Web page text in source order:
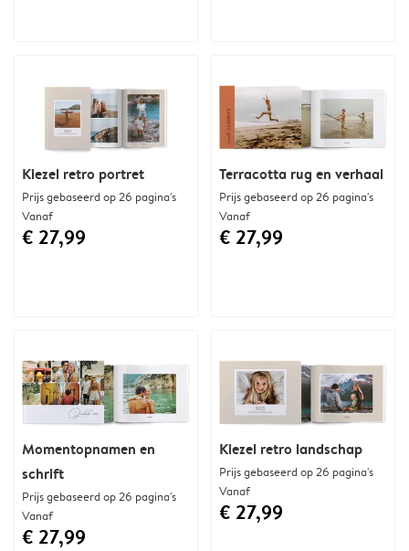
Momentopnamen en
schrift
Prijs gebaseerd op 26 pagina's
Vanaf
€ 27,99
Terracotta rug en verhaal
Prijs gebaseerd op 26 pagina's
Vanaf
€ 27,99
Kiezel retro portret
Prijs gebaseerd op 26 pagina's
Vanaf
€ 27,99
Kiezel retro landschap
Prijs gebaseerd op 26 pagina's
Vanaf
€ 27,99